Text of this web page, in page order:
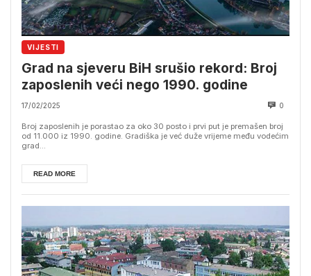
VIJESTI
Grad na sjeveru BiH srušio rekord: Broj
zaposlenih veći nego 1990. godine
17/02/2025 0
Broj zaposlenih je porastao za oko 30 posto i prvi put je premašen broj
od 11.000 iz 1990. godine. Gradiška je već duže vrijeme među vodećim
grad...
READ MORE